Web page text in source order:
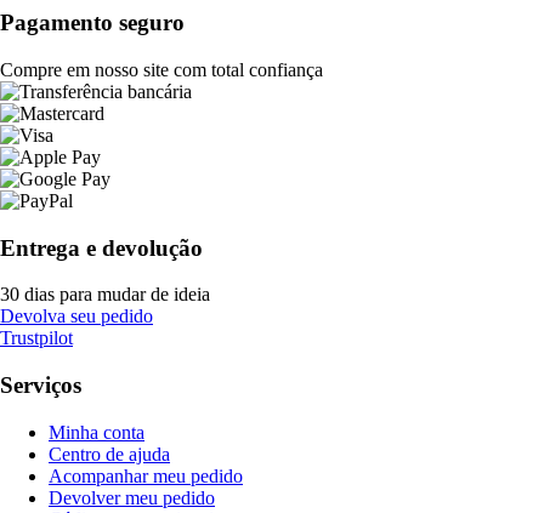
Pagamento seguro
Compre em nosso site com total confiança
Entrega e devolução
30 dias para mudar de ideia
Devolva seu pedido
Trustpilot
Serviços
Minha conta
Centro de ajuda
Acompanhar meu pedido
Devolver meu pedido